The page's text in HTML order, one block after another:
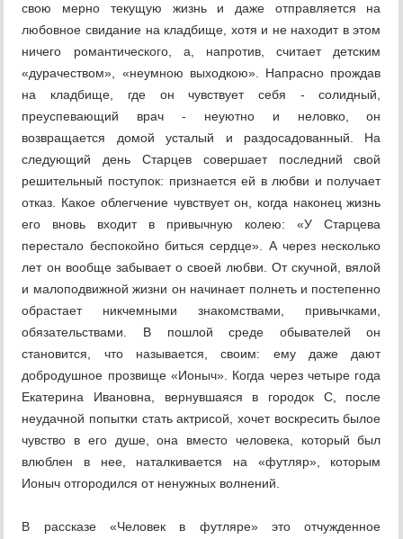
свою мерно текущую жизнь и даже отправляется на
любовное свидание на кладбище, хотя и не находит в этом
ничего романтического, а, напротив, считает детским
«дурачеством», «неумною выходкою». Напрасно прождав
на кладбище, где он чувствует себя - солидный,
преуспевающий врач - неуютно и неловко, он
возвращается домой усталый и раздосадованный. На
следующий день Старцев совершает последний свой
решительный поступок: признается ей в любви и получает
отказ. Какое облегчение чувствует он, когда наконец жизнь
его вновь входит в привычную колею: «У Старцева
перестало беспокойно биться сердце». А через несколько
лет он вообще забывает о своей любви. От скучной, вялой
и малоподвижной жизни он начинает полнеть и постепенно
обрастает никчемными знакомствами, привычками,
обязательствами. В пошлой среде обывателей он
становится, что называется, своим: ему даже дают
добродушное прозвище «Ионыч». Когда через четыре года
Екатерина Ивановна, вернувшаяся в городок С, после
неудачной попытки стать актрисой, хочет воскресить былое
чувство в его душе, она вместо человека, который был
влюблен в нее, наталкивается на «футляр», которым
Ионыч отгородился от ненужных волнений.
В рассказе «Человек в футляре» это отчужденное